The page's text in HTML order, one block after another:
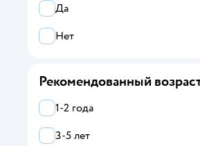
Да
Нет
Рекомендованный
1-2 года
3-5 лет